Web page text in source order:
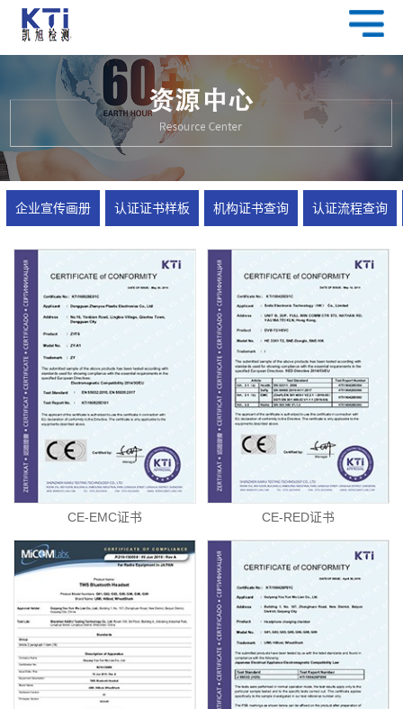
企业宣传画册 认证证书样板 机构证书查询 认证流程查询
CE-EMC证书 CE-RED证书